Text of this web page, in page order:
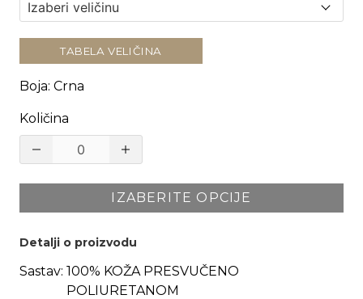
TABELA VELIČINA
Boja: Crna
Količina
IZABERITE OPCIJE
Detalji o proizvodu
Sastav: 100% KOŽA PRESVUČENO
POLIURETANOM